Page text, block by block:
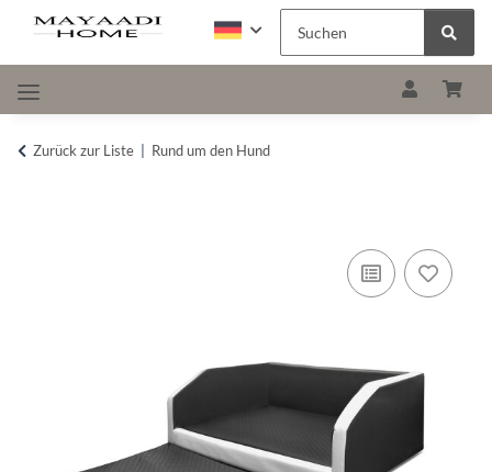
Zurück zur Liste Rund um den Hund